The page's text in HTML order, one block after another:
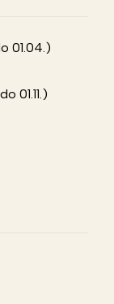
01.04.)
01.11.)